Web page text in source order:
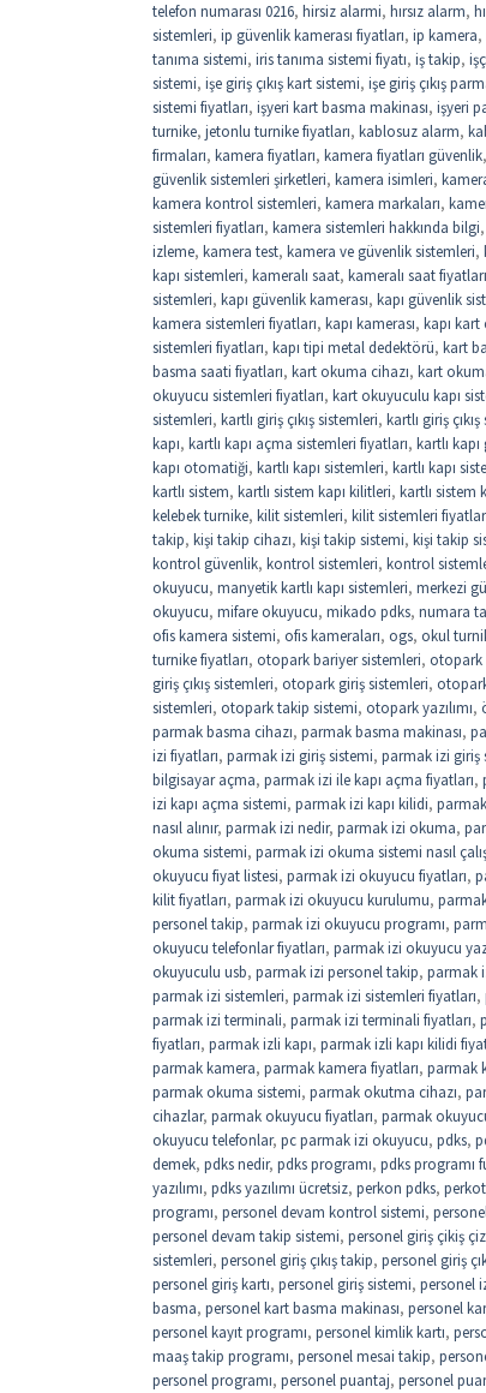
telefon numarası 0216, hirsiz alarmi, hırsız alarm,
sistemleri, ip güvenlik kamerası fiyatları, ip kamera,
tanıma sistemi, iris tanıma sistemi fiyatı, iş takip,
sistemi, işe giriş çıkış kart sistemi, işe giriş çıkış
sistemi fiyatları, işyeri kart basma makinası, işyeri
turnike, jetonlu turnike fiyatları, kablosuz alarm,
firmaları, kamera fiyatları, kamera fiyatları güvenlik,
güvenlik sistemleri şirketleri, kamera isimleri,
kamera kontrol sistemleri, kamera markaları,
sistemleri fiyatları, kamera sistemleri hakkında bilgi,
izleme, kamera test, kamera ve güvenlik sistemleri,
kapı sistemleri, kameralı saat, kameralı saat fiyatları
sistemleri, kapı güvenlik kamerası, kapı güvenlik
kamera sistemleri fiyatları, kapı kamerası, kapı
sistemleri fiyatları, kapı tipi metal dedektörü, kart
basma saati fiyatları, kart okuma cihazı, kart
okuyucu sistemleri fiyatları, kart okuyuculu kapı
sistemleri, kartlı giriş çıkış sistemleri, kartlı giriş
kapı, kartlı kapı açma sistemleri fiyatları, kartlı
kapı otomatiği, kartlı kapı sistemleri, kartlı kapı
kartlı sistem, kartlı sistem kapı kilitleri, kartlı sistem
kelebek turnike, kilit sistemleri, kilit sistemleri
takip, kişi takip cihazı, kişi takip sistemi, kişi takip
kontrol güvenlik, kontrol sistemleri, kontrol
okuyucu, manyetik kartlı kapı sistemleri, merkezi
okuyucu, mifare okuyucu, mikado pdks, numara
ofis kamera sistemi, ofis kameraları, ogs, okul
turnike fiyatları, otopark bariyer sistemleri, otopark
giriş çıkış sistemleri, otopark giriş sistemleri,
sistemleri, otopark takip sistemi, otopark yazılımı,
parmak basma cihazı, parmak basma makinası,
izi fiyatları, parmak izi giriş sistemi, parmak izi giriş
bilgisayar açma, parmak izi ile kapı açma fiyatları,
izi kapı açma sistemi, parmak izi kapı kilidi,
nasıl alınır, parmak izi nedir, parmak izi okuma,
okuma sistemi, parmak izi okuma sistemi nasıl
okuyucu fiyat listesi, parmak izi okuyucu fiyatları,
kilit fiyatları, parmak izi okuyucu kurulumu,
personel takip, parmak izi okuyucu programı,
okuyucu telefonlar fiyatları, parmak izi okuyucu
okuyuculu usb, parmak izi personel takip, parmak
parmak izi sistemleri, parmak izi sistemleri fiyatları,
parmak izi terminali, parmak izi terminali fiyatları,
fiyatları, parmak izli kapı, parmak izli kapı kilidi
parmak kamera, parmak kamera fiyatları, parmak
parmak okuma sistemi, parmak okutma cihazı,
cihazlar, parmak okuyucu fiyatları, parmak
okuyucu telefonlar, pc parmak izi okuyucu, pdks,
demek, pdks nedir, pdks programı, pdks programı
yazılımı, pdks yazılımı ücretsiz, perkon pdks,
programı, personel devam kontrol sistemi,
personel devam takip sistemi, personel giriş çikiş
sistemleri, personel giriş çıkış takip, personel giriş
personel giriş kartı, personel giriş sistemi, personel
basma, personel kart basma makinası, personel
personel kayıt programı, personel kimlik kartı,
maaş takip programı, personel mesai takip,
personel programı, personel puantaj, personel